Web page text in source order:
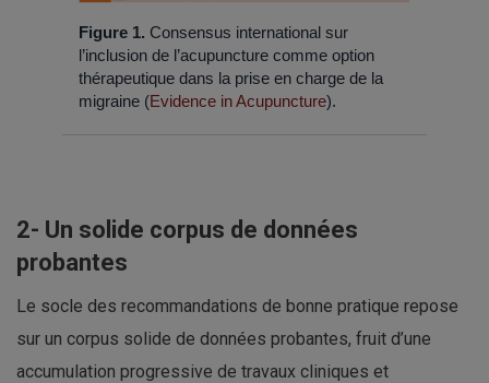
Figure 1. Consensus international sur
l’inclusion de l’acupuncture comme option
thérapeutique dans la prise en charge de la
migraine (Evidence in Acupuncture).
2- Un solide corpus de données
probantes
Le socle des recommandations de bonne pratique repose
sur un corpus solide de données probantes, fruit d’une
accumulation progressive de travaux cliniques et